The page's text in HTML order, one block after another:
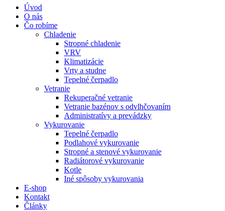
Úvod
O nás
Čo robíme
Chladenie
Stropné chladenie
VRV
Klimatizácie
Vrty a studne
Tepelné čerpadlo
Vetranie
Rekuperačné vetranie
Vetranie bazénov s odvlhčovaním
Administratívy a prevádzky
Vykurovanie
Tepelné čerpadlo
Podlahové vykurovanie
Stropné a stenové vykurovanie
Radiátorové vykurovanie
Kotle
Iné spôsoby vykurovania
E-shop
Kontakt
Články